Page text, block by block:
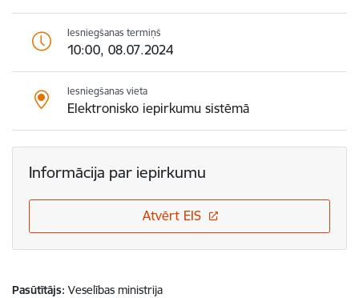
Iesniegšanas termiņš
10:00, 08.07.2024
Iesniegšanas vieta
Elektronisko iepirkumu sistēmā
Informācija par iepirkumu
Atvērt EIS
Pasūtītājs Veselības ministrija